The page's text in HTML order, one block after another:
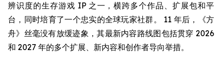
辨识度的生存游戏 IP 之一，横跨多个作品、扩展包和平
台，同时培育了一个忠实的全球玩家社群。 11 年后，《方
舟》丝毫没有放缓迹象，其最新内容路线图包括贯穿 2026
和 2027 年的多个扩展、新内容和创作者导向举措。